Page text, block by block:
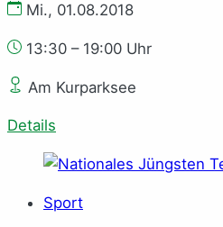
Mi., 01.08.2018
13:30 – 19:00 Uhr
Am Kurparksee
Details
Sport